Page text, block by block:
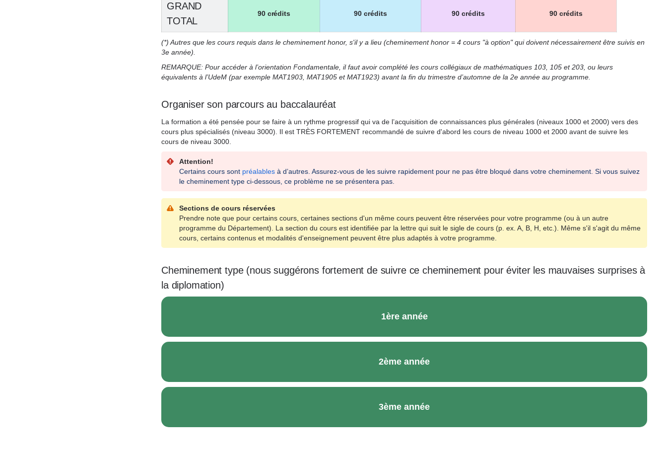
GRAND
TOTAL
90 crédits 90 crédits 90 crédits 90 crédits
(*) Autres que les cours requis dans le cheminement honor, s'il y a lieu (cheminement honor = 4 cours "à option" qui doivent nécessairement être suivis en
3e année).
REMARQUE: Pour accéder à l’orientation Fondamentale, il faut avoir complété les cours collégiaux de mathématiques 103, 105 et 203, ou leurs
équivalents à l’UdeM (par exemple MAT1903, MAT1905 et MAT1923) avant la fin du trimestre d’automne de la 2e année au programme.
Organiser son parcours au baccalauréat
La formation a été pensée pour se faire à un rythme progressif qui va de l’acquisition de connaissances plus générales (niveaux 1000 et 2000) vers des
cours plus spécialisés (niveau 3000). Il est TRÈS FORTEMENT recommandé de suivre d'abord les cours de niveau 1000 et 2000 avant de suivre les
cours de niveau 3000.
Attention!
Certains cours sont préalables à d’autres . Assurez-vous de les suivre rapidement pour ne pas être bloqué dans votre cheminement. Si vous suivez
le cheminement type ci-dessous, ce problème ne se présentera pas.
Sections de cours réservées
Prendre note que pour certains cours, certaines sections d'un même cours peuvent être réservées pour votre programme (ou à un autre
programme du Département). La section du cours est identifiée par la lettre qui suit le sigle de cours (p. ex. A, B, H, etc.). Même s'il s'agit du même
cours, certains contenus et modalités d'enseignement peuvent être plus adaptés à votre programme.
Cheminement type (nous suggérons fortement de suivre ce cheminement pour éviter les mauvaises surprises à
la diplomation)
1ère année
2ème année
3ème année